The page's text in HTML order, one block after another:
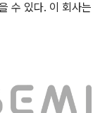
수 있다. 이 회사는